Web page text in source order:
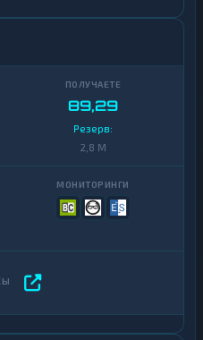
89,29
Резерв:
2,8 M